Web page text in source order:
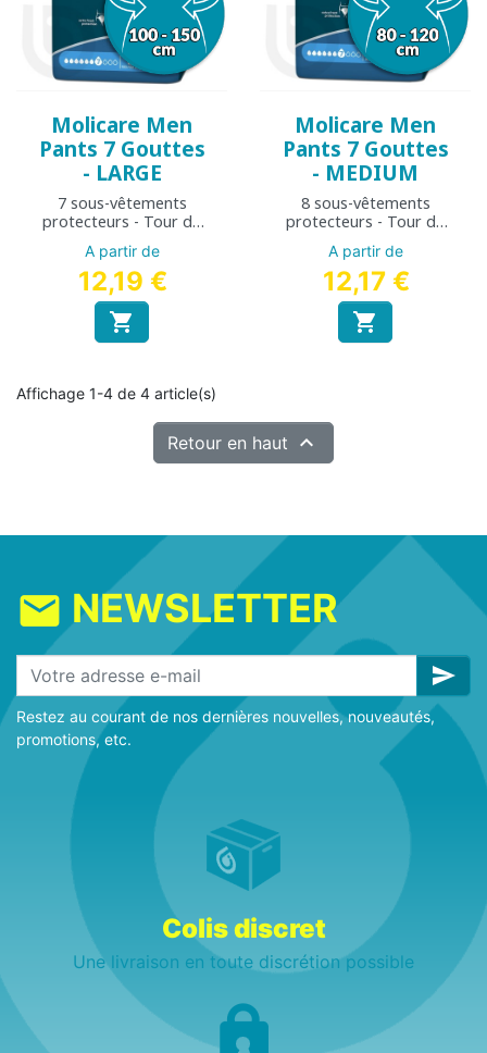
Molicare Men
Pants 7 Gouttes
- LARGE
7 sous-vêtements
protecteurs - Tour de
hanche : 100 à 150 cm
A partir de
12,19 €

Molicare Men
Pants 7 Gouttes
- MEDIUM
8 sous-vêtements
protecteurs - Tour de
hanche : 80 à 120 cm
A partir de
12,17 €

Affichage 1-4 de 4 article(s)
Retour en haut 
mail NEWSLETTER
send
Restez au courant de nos dernières nouvelles, nouveautés,
promotions, etc.
Colis discret
Une livraison en toute discrétion possible